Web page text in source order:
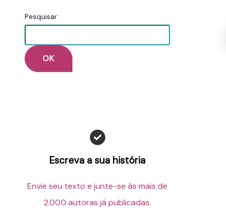
Pesquisar
OK
Escreva a sua história
Envie seu texto e junte-se às mais de
2.000 autoras já publicadas.